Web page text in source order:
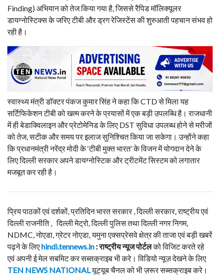
Finding) अभियान को तेज किया गया है, जिससे रैपिड मॉलिक्यूलर
डायग्नोस्टिक्स के जरिए टीबी और ड्रग रेजिस्टेंस की शुरुआती पहचान संभव हो
रही है।
स्वास्थ्य मंत्री डॉक्टर पंकज कुमार सिंह ने कहा कि CTD से मिला यह
सर्टिफिकेशन टीबी को खत्म करने के प्रयासों में एक बड़ी उपलब्धि है। राजधानी
में ही बेडाक्विलाइन और प्रेटोमेनिड के लिए DST सुविधा उपलब्ध होने से मरीजों
को तेज, सटीक और समय पर इलाज सुनिश्चित किया जा सकेगा। उन्होंने कहा
कि प्रधानमंत्री नरेंद्र मोदी के ‘टीबी मुक्त भारत’ के विजन में योगदान देने के
लिए दिल्ली सरकार अपने डायग्नोस्टिक और ट्रीटमेंट सिस्टम को लगातार
मजबूत कर रही है।
प्रिय पाठकों एवं दर्शकों, प्रतिदिन भारत सरकार , दिल्ली सरकार, राष्ट्रीय एवं
दिल्ली राजनीति , दिल्ली मेट्रो, दिल्ली पुलिस तथा दिल्ली नगर निगम,
NDMC, नोएडा, ग्रेटर नोएडा, यमुना एक्सप्रेसवे क्षेत्र की ताजा एवं बड़ी खबरें
पढ़ने के लिएhindi.tennews.in : राष्ट्रीय न्यूज पोर्टलको विजिट करते रहे
एवं अपनी ई मेल सबमिट कर सब्सक्राइब भी करे। विडियो न्यूज़ देखने के लिए
TEN NEWS NATIONALयूट्यूब चैनल को भी ज़रूर सब्सक्राइब करे।